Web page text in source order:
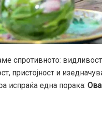
спротивното:
пристојност и
испраќа една порака: